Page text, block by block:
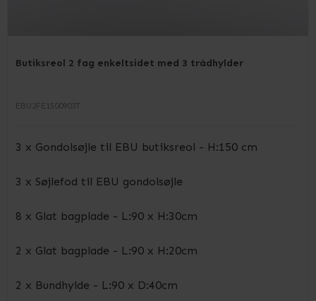
Butiksreol 2 fag enkeltsidet med 3 trådhylder
EBU2FE1500903T
3 x Gondolsøjle til EBU butiksreol - H:150 cm
3 x Søjlefod til EBU gondolsøjle
8 x Glat bagplade - L:90 x H:30cm
2 x Glat bagplade - L:90 x H:20cm
2 x Bundhylde - L:90 x D:40cm